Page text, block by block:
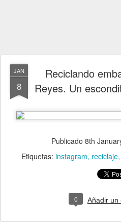
JAN
8
Reciclando
Reyes. Un
Publicado 8th
Etiquetas: instagram reciclaje
0 Añadir un